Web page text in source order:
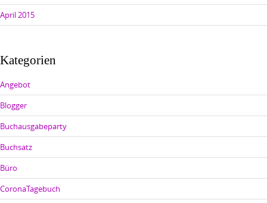
April 2015
Kategorien
Angebot
Blogger
Buchausgabeparty
Buchsatz
Büro
CoronaTagebuch